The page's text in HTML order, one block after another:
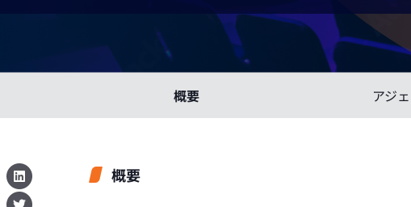
概要 アジ
概要